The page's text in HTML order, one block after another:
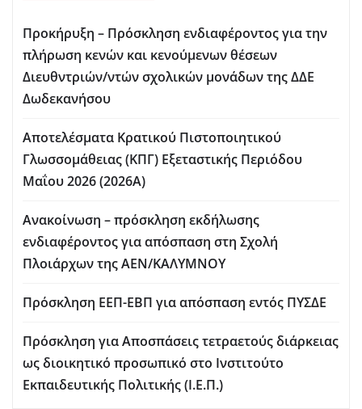
Προκήρυξη – Πρόσκληση ενδιαφέροντος για την
πλήρωση κενών και κενούμενων θέσεων
Διευθντριών/ντών σχολικών μονάδων της ΔΔΕ
Δωδεκανήσου
Αποτελέσματα Κρατικού Πιστοποιητικού
Γλωσσομάθειας (ΚΠΓ) Εξεταστικής Περιόδου
Μαΐου 2026 (2026Α)
Ανακοίνωση – πρόσκληση εκδήλωσης
ενδιαφέροντος για απόσπαση στη Σχολή
Πλοιάρχων της ΑΕΝ/ΚΑΛΥΜΝΟΥ
Πρόσκληση ΕΕΠ-ΕΒΠ για απόσπαση εντός ΠΥΣΔΕ
Πρόσκληση για Aποσπάσεις τετραετούς διάρκειας
ως διοικητικό προσωπικό στο Ινστιτούτο
Εκπαιδευτικής Πολιτικής (Ι.Ε.Π.)